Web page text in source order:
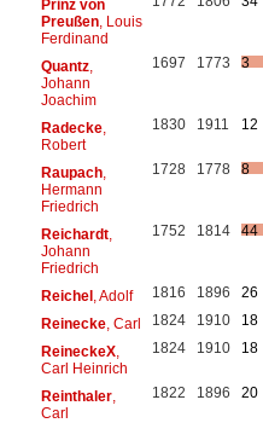
Prinz von
Preußen, Louis
Ferdinand
Quantz,
Johann
Joachim
1697 1773 3
Radecke,
Robert
1830 1911 12
Raupach,
Hermann
Friedrich
1728 1778 8
Reichardt,
Johann
Friedrich
1752 1814 44
Reichel, Adolf 1816 1896
26
Reinecke, Carl 1824 1910
18
ReineckeX,
Carl Heinrich
1824 1910 18
Reinthaler,
Carl
1822 1896 20